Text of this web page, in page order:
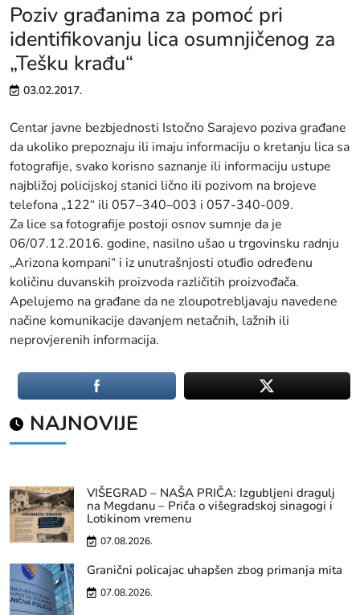
Poziv građanima za pomoć pri
identifikovanju lica osumnjičenog za
„Tešku krađu“
03.02.2017.
Centar javne bezbjednosti Istočno Sarajevo poziva građane
da ukoliko prepoznaju ili imaju informaciju o kretanju lica sa
fotografije, svako korisno saznanje ili informaciju ustupe
najbližoj policijskoj stanici lično ili pozivom na brojeve
telefona „122“ ili 057–340–003 i 057-340-009.
Za lice sa fotografije postoji osnov sumnje da je
06/07.12.2016. godine, nasilno ušao u trgovinsku radnju
„Arizona kompani“ i iz unutrašnjosti otuđio određenu
količinu duvanskih proizvoda različitih proizvođača.
Apelujemo na građane da ne zloupotrebljavaju navedene
načine komunikacije davanjem netačnih, lažnih ili
neprovjerenih informacija.
NAJNOVIJE
VIŠEGRAD – NAŠA PRIČA: Izgubljeni dragulj
na Megdanu – Priča o višegradskoj sinagogi i
Lotikinom vremenu
07.08.2026.
Granični policajac uhapšen zbog primanja mita
07.08.2026.